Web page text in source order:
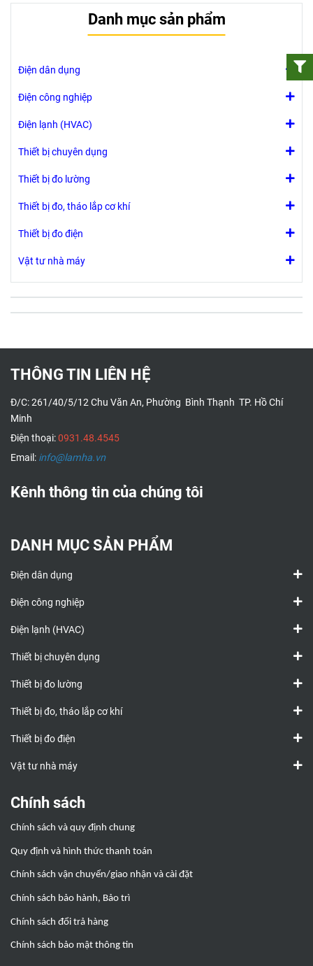
Danh mục sản phẩm
Điện dân dụng
Điện công nghiệp
Điện lạnh (HVAC)
Thiết bị chuyên dụng
Thiết bị đo lường
Thiết bị đo, tháo lắp cơ khí
Thiết bị đo điện
Vật tư nhà máy
THÔNG TIN LIÊN HỆ
Đ/C: 261/40/5/12 Chu Văn An, Phường Bình Thạnh TP. Hồ Chí
Minh
Điện thoại:0931.48.4545
Email: info@lamha.vn
Kênh thông tin của chúng tôi
DANH MỤC SẢN PHẨM
Điện dân dụng
Điện công nghiệp
Điện lạnh (HVAC)
Thiết bị chuyên dụng
Thiết bị đo lường
Thiết bị đo, tháo lắp cơ khí
Thiết bị đo điện
Vật tư nhà máy
Chính sách
Chính sách và quy định chung
Quy định và hình thức thanh toán
Chính sách vận chuyển/giao nhận và cài đặt
Chính sách bảo hành, Bảo trì
Chính sách đổi trả hàng
Chính sách bảo mật thông tin